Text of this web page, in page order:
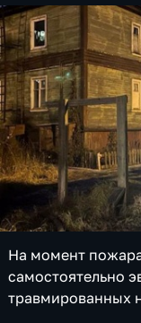
На момент
самостоятельно
травмированных